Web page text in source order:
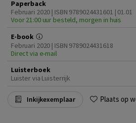
Paperback
Februari 2020 | ISBN 9789024431601 | 01.01
Voor 21:00 uur besteld, morgen in huis
E-book
Februari 2020 | ISBN 9789024431618
Direct via e-mail
Luisterboek
Luister via Luisterrijk
Inkijkexemplaar Plaats op